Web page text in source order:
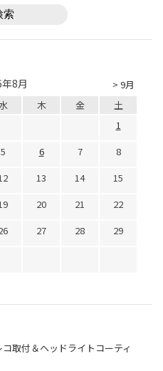
> 9月
8月
木 金
土
1
5 6 7
8
13 14
15
20 21
22
27 28
29
付＆ヘッドライトコーティ